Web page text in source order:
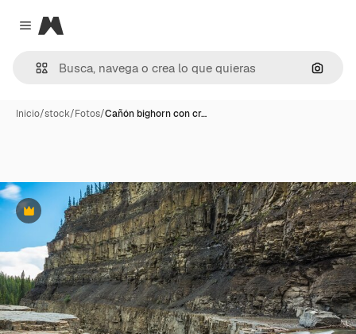
Close menu
Magnific
Inicio/stock/Fotos/Cañón bighorn con cr…
Premium